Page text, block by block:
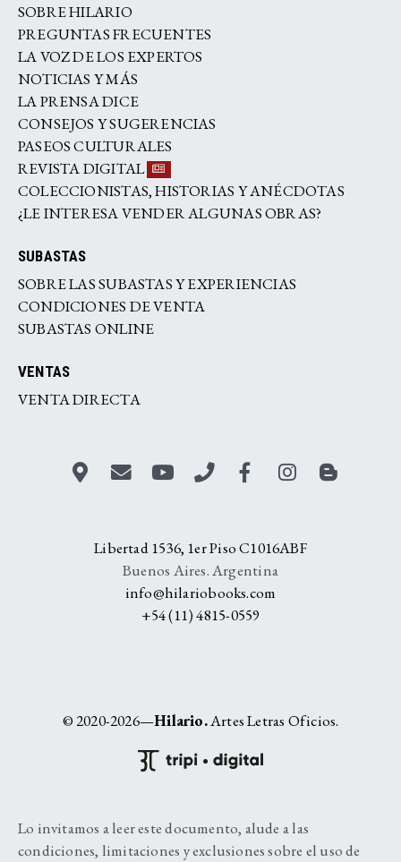
SOBRE HILARIO
PREGUNTAS FRECUENTES
LA VOZ DE LOS EXPERTOS
NOTICIAS Y MÁS
LA PRENSA DICE
CONSEJOS Y SUGERENCIAS
PASEOS CULTURALES
REVISTA DIGITAL
COLECCIONISTAS, HISTORIAS Y ANÉCDOTAS
¿LE INTERESA VENDER ALGUNAS OBRAS?
SUBASTAS
SOBRE LAS SUBASTAS Y EXPERIENCIAS
CONDICIONES DE VENTA
SUBASTAS ONLINE
VENTAS
VENTA DIRECTA
Libertad 1536, 1er Piso C1016ABF
Buenos Aires. Argentina
info@hilariobooks.com
+54 (11) 4815-0559
© 2020-2026—Hilario.Artes Letras Oficios.
Lo invitamos a leer este documento, alude a las
condiciones, limitaciones y exclusiones sobre el uso de